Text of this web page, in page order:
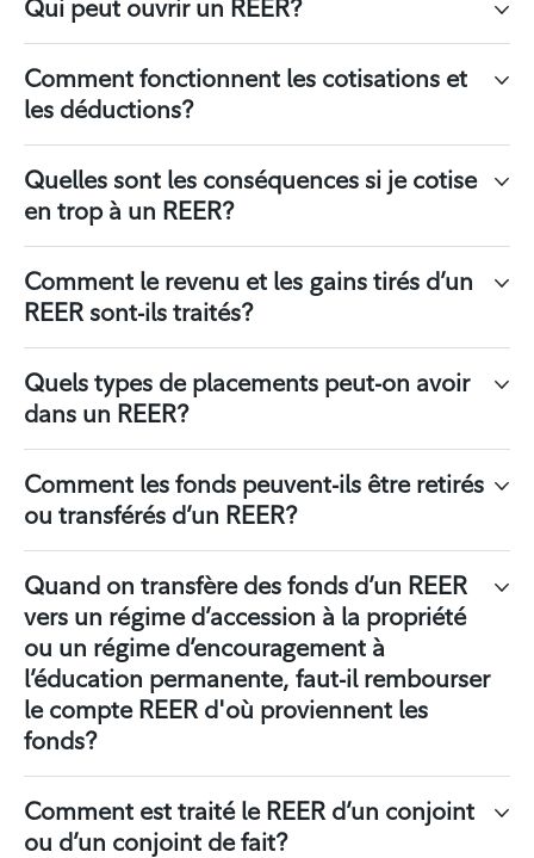
Qui peut ouvrir un REER?
Comment fonctionnent les cotisations et
les déductions?
Quelles sont les conséquences si je cotise
en trop à un REER?
Comment le revenu et les gains tirés d’un
REER sont-ils traités?
Quels types de placements peut-on avoir
dans un REER?
Comment les fonds peuvent-ils être retirés
ou transférés d’un REER?
Quand on transfère des fonds d’un REER
vers un régime d’accession à la propriété
ou un régime d’encouragement à
l’éducation permanente, faut-il rembourser
le compte REER d'où proviennent les
fonds?
Comment est traité le REER d’un conjoint
ou d’un conjoint de fait?